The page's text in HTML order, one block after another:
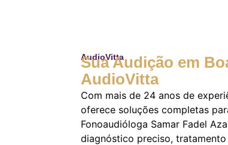
AudioVitta
Sua Audição em
AudioVitta
Com mais de 24 anos de
oferece soluções completas
Fonoaudióloga Samar Fadel
diagnóstico preciso,